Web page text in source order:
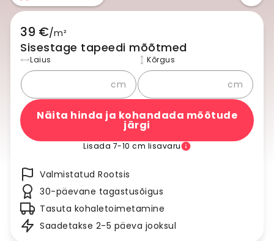
39 €/m²
Sisestage tapeedi mõõtmed
Laius
cm
Kõrgus
cm
Näita hinda ja kohandada mõõtude
järgi
Lisada 7-10 cm lisavaru
Valmistatud Rootsis
30-päevane tagastusõigus
Tasuta kohaletoimetamine
Saadetakse 2-5 päeva jooksul